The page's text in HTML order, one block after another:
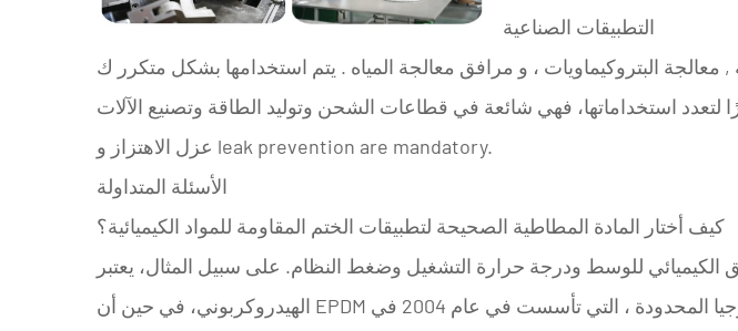
التطبيقات الصناعية
, معالجة البتروكيماويات ، و مرافق معالجة المياه . يتم استخدامها بشكل متكرر ك
لتعدد استخداماتها، فهي شائعة في قطاعات الشحن وتوليد الطاقة وتصنيع الآلات
عزل الاهتزاز و leak prevention are mandatory.
الأسئلة المتداولة
كيف أختار المادة المطاطية الصحيحة لتطبيقات الختم المقاومة للمواد الكيميائية؟
الكيميائي للوسط ودرجة حرارة التشغيل وضغط النظام. على سبيل المثال، يعتبر NBR مناسبًا للزيوت ذات الأساس
المحدودة ، التي تأسست في عام 2004 في Taixing،